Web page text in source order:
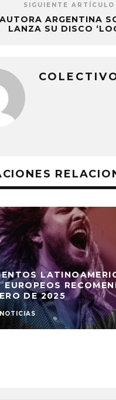
SIGUIENTE ARTÍCULO
ARGENTINA
LANZA SU DISCO
Y EUROPEOS
DICIEMBRE DE 2024
NOTICIAS